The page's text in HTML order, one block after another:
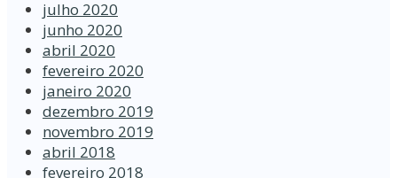
julho 2020
junho 2020
abril 2020
fevereiro 2020
janeiro 2020
dezembro 2019
novembro 2019
abril 2018
fevereiro 2018